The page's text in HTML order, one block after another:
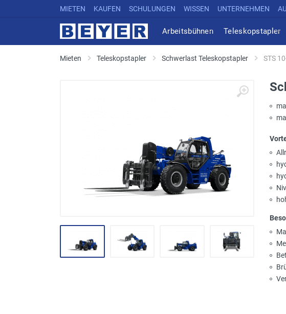
MIETEN KAUFEN SCHULUNGEN WISSEN UNTERNEHMEN
Arbeitsbühnen Teleskopstapler
Mieten Teleskopstapler Schwerlast Teleskopstapler STS